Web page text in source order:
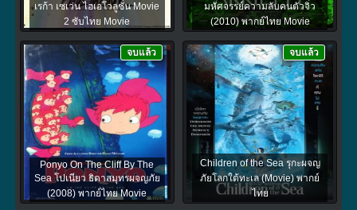
เรก้า เซเว่น ไฮเอโวลูชั่น Movie
2 ซับไทย Movie
มหัศจรรย์ความลับคนตัวจิ๋ว
(2010) พากย์ไทย Movie
Ponyo On The Cliff By The
Sea โปเนียว ธิดาสมุทรผจญภัย
(2008) พากย์ไทย Movie
จบแล้ว
Children of the Sea รุกะผจญ
ภัยโลกใต้ทะเล (Movie) พากย์
ไทย
จบแล้ว